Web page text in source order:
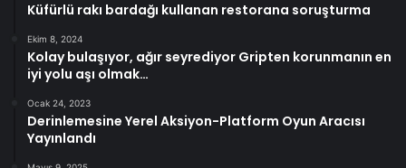
Küfürlü rakı bardağı kullanan restorana soruşturma
Ekim 8, 2024
Kolay bulaşıyor, ağır seyrediyor Gripten korunmanın en
iyi yolu aşı olmak…
Ocak 24, 2023
Derinlemesine Yerel Aksiyon-Platform Oyun Aracısı
Yayınlandı